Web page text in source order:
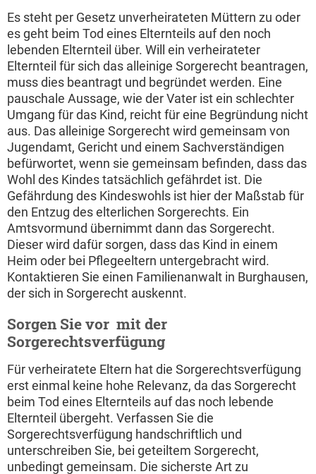
Es steht per Gesetz unverheirateten Müttern zu oder
es geht beim Tod eines Elternteils auf den noch
lebenden Elternteil über. Will ein verheirateter
Elternteil für sich das alleinige Sorgerecht beantragen,
muss dies beantragt und begründet werden. Eine
pauschale Aussage, wie der Vater ist ein schlechter
Umgang für das Kind, reicht für eine Begründung nicht
aus. Das alleinige Sorgerecht wird gemeinsam von
Jugendamt, Gericht und einem Sachverständigen
befürwortet, wenn sie gemeinsam befinden, dass das
Wohl des Kindes tatsächlich gefährdet ist. Die
Gefährdung des Kindeswohls ist hier der Maßstab für
den Entzug des elterlichen Sorgerechts. Ein
Amtsvormund übernimmt dann das Sorgerecht.
Dieser wird dafür sorgen, dass das Kind in einem
Heim oder bei Pflegeeltern untergebracht wird.
Kontaktieren Sie einen Familienanwalt in Burghausen,
der sich in Sorgerecht auskennt.
Sorgen Sie vor  mit der
Sorgerechtsverfügung
Für verheiratete Eltern hat die Sorgerechtsverfügung
erst einmal keine hohe Relevanz, da das Sorgerecht
beim Tod eines Elternteils auf das noch lebende
Elternteil übergeht. Verfassen Sie die
Sorgerechtsverfügung handschriftlich und
unterschreiben Sie, bei geteiltem Sorgerecht,
unbedingt gemeinsam. Die sicherste Art zu